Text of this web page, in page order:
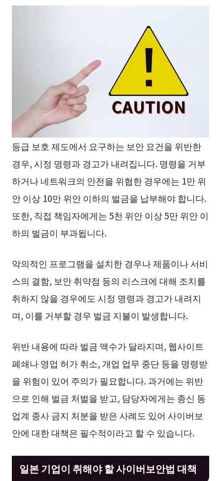
등급 보호 제도에서 요구하는 보안 요건을 위반한
경우, 시정 명령과 경고가 내려집니다. 명령을 거부
하거나 네트워크의 안전을 위협한 경우에는 1만 위
안 이상 10만 위안 이하의 벌금을 납부해야 합니다.
또한, 직접 책임자에게는 5천 위안 이상 5만 위안 이
하의 벌금이 부과됩니다.
악의적인 프로그램을 설치한 경우나 제품이나 서비
스의 결함, 보안 취약점 등의 리스크에 대해 조치를
취하지 않을 경우에도 시정 명령과 경고가 내려지
며, 이를 거부할 경우 벌금 지불이 발생합니다.
위반 내용에 따라 벌금 액수가 달라지며, 웹사이트
폐쇄나 영업 허가 취소, 개업 업무 중단 등을 명령받
을 위험이 있어 주의가 필요합니다. 과거에는 위반
으로 인해 벌금 처벌을 받고, 담당자에게는 종신 동
업계 종사 금지 처분을 받은 사례도 있어 사이버보
안에 대한 대책은 필수적이라고 할 수 있습니다.
일본 기업이 취해야 할 사이버보안법 대책